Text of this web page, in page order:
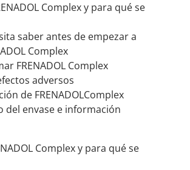
Complex y para qué se
saber antes de empezar a
Complex
FRENADOL Complex
adversos
de FRENADOLComplex
del envase e información
Complex y para qué se